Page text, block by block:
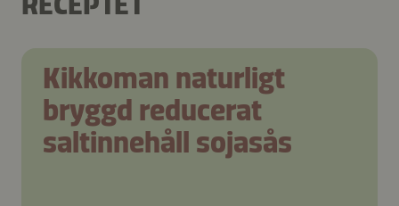
Kikkoman naturligt
bryggd reducerat
saltinnehåll sojasås